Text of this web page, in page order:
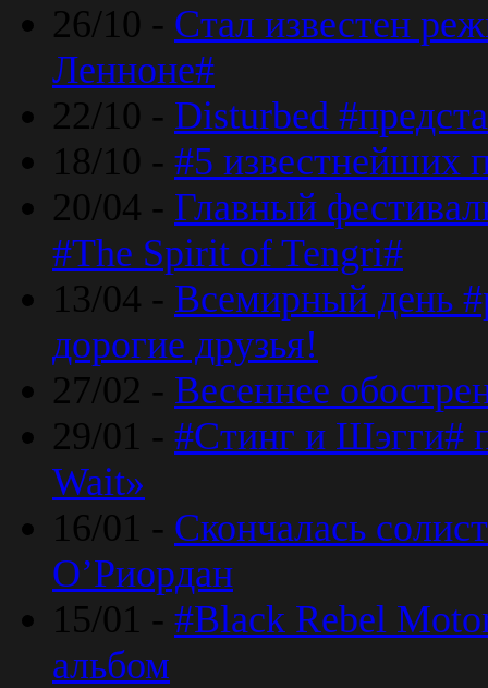
26/10 - Стал известен
Ленноне#
22/10 - Disturbed
18/10 - #5 известнейших
20/04 - Главный
#The Spirit of Tengri#
13/04 - Всемирный день
дорогие друзья!
27/02 - Весеннее
29/01 - #Стинг и Шэгги#
Wait»
16/01 - Скончалась
O’Риордан
15/01 - #Black Rebel
альбом